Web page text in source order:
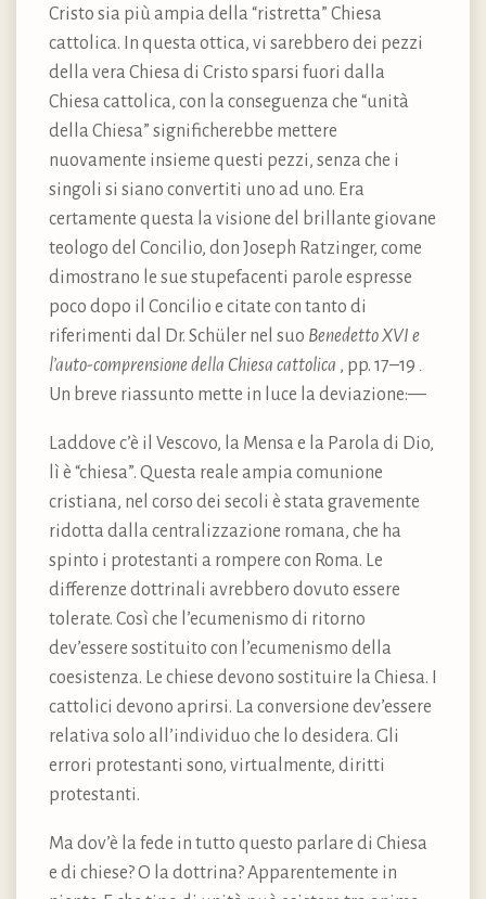
Cristo sia più ampia della “ristretta” Chiesa
cattolica. In questa ottica, vi sarebbero dei pezzi
della vera Chiesa di Cristo sparsi fuori dalla
Chiesa cattolica, con la conseguenza che “unità
della Chiesa” significherebbe mettere
nuovamente insieme questi pezzi, senza che i
singoli si siano convertiti uno ad uno. Era
certamente questa la visione del brillante giovane
teologo del Concilio, don Joseph Ratzinger, come
dimostrano le sue stupefacenti parole espresse
poco dopo il Concilio e citate con tanto di
riferimenti dal Dr. Schüler nel suo Benedetto XVI e
l’auto-comprensione della Chiesa cattolica , pp. 17–19 .
Un breve riassunto mette in luce la deviazione:—
Laddove c’è il Vescovo, la Mensa e la Parola di Dio,
lì è “chiesa”. Questa reale ampia comunione
cristiana, nel corso dei secoli è stata gravemente
ridotta dalla centralizzazione romana, che ha
spinto i protestanti a rompere con Roma. Le
differenze dottrinali avrebbero dovuto essere
tolerate. Così che l’ecumenismo di ritorno
dev’essere sostituito con l’ecumenismo della
coesistenza. Le chiese devono sostituire la Chiesa. I
cattolici devono aprirsi. La conversione dev’essere
relativa solo all’individuo che lo desidera. Gli
errori protestanti sono, virtualmente, diritti
protestanti.
Ma dov’è la fede in tutto questo parlare di Chiesa
e di chiese? O la dottrina? Apparentemente in